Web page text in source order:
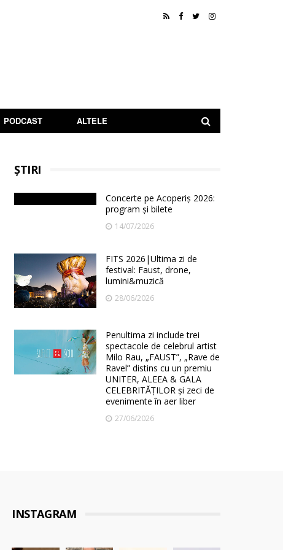
PODCAST ALTELE
ȘTIRI
Concerte pe Acoperiș 2026:
program și bilete
14/07/2026
FITS 2026|Ultima zi de
festival: Faust, drone,
lumini&muzică
28/06/2026
Penultima zi include trei
spectacole de celebrul artist
Milo Rau, „FAUST”, „Rave de
Ravel” distins cu un premiu
UNITER, ALEEA & GALA
CELEBRITĂȚILOR și zeci de
evenimente în aer liber
27/06/2026
INSTAGRAM